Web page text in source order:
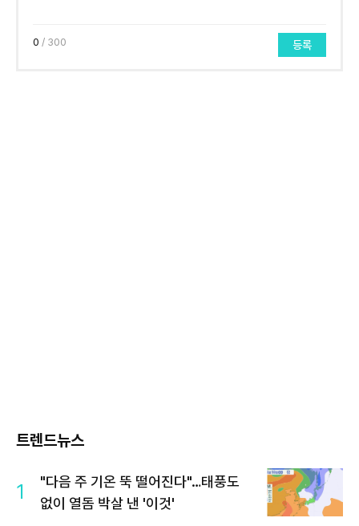
0 / 300 등록
트렌드뉴스
1
"다음 주 기온 뚝 떨어진다"…태풍도
없이 열돔 박살 낸 '이것'